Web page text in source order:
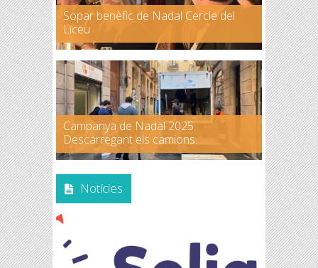
Sopar benèfic de Nadal Cercle del
Liceu
Campanya de Nadal 2025.
Descarregant els camions.
Notícies